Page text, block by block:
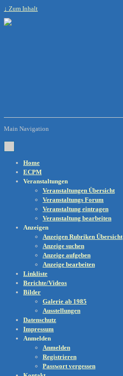
↓ Zum Inhalt
Main Navigation
Home
ECPM
Veranstaltungen
Veranstaltungen Übersicht
Veranstaltungs Forum
Veranstaltung eintragen
Veranstaltung bearbeiten
Anzeigen
Anzeigen Rubriken Übersicht
Anzeige suchen
Anzeige aufgeben
Anzeige bearbeiten
Linkliste
Berichte/Videos
Bilder
Galerie ab 1985
Ausstellungen
Datenschutz
Impressum
Anmelden
Anmelden
Registrieren
Passwort vergessen